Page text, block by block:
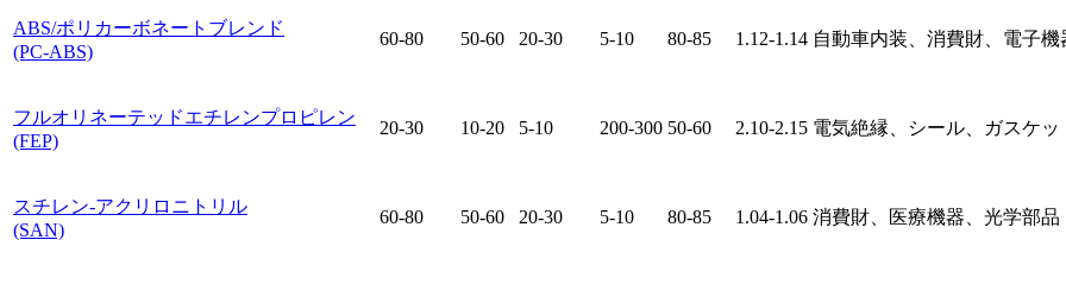
ABS/ポリカーボネートブレンド
(PC-ABS)
60-80 50-60 20-30 5-10 80-85 1.12-1.14 自動車内装、消費財、電子機
フルオリネーテッドエチレンプロピレン
(FEP)
20-30 10-20 5-10 200-300 50-60 2.10-2.15 電気絶縁、シール、ガスケッ
スチレン-アクリロニトリル
(SAN)
60-80 50-60 20-30 5-10 80-85 1.04-1.06 消費財、医療機器、光学部品